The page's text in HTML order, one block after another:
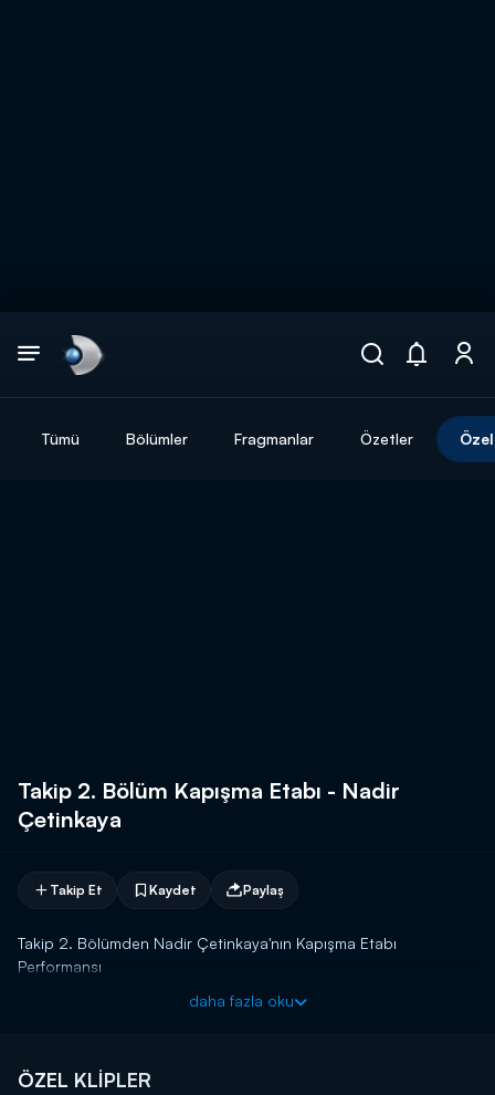
Tümü Bölümler Fragmanlar Özetler
Takip 2. Bölüm Kapışma Etabı - Nadir
Çetinkaya
Takip Et Kaydet Paylaş
Takip 2. Bölümden Nadir Çetinkaya'nın Kapışma Etabı
Performansı
daha fazla oku
ÖZEL KLİPLER